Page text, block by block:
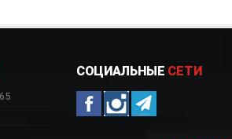
СОЦИАЛЬНЫЕ СЕТИ